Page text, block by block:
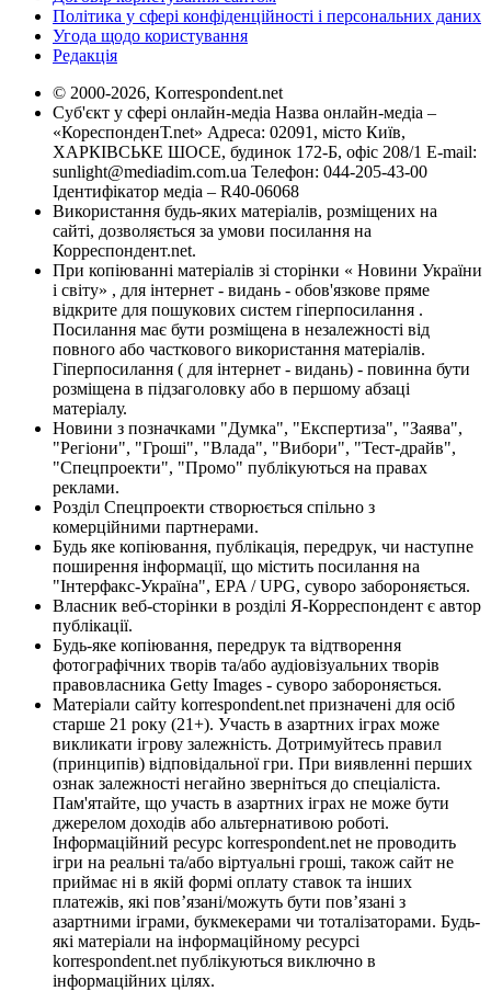
Політика у сфері конфіденційності і персональних даних
Угода щодо користування
Редакція
© 2000-2026, Korrespondent.net
Суб'єкт у сфері онлайн-медіа Назва онлайн-медіа –
«КореспонденТ.net» Адреса: 02091, місто Київ,
ХАРКІВСЬКЕ ШОСЕ, будинок 172-Б, офіс 208/1 E-mail:
sunlight@mediadim.com.ua Телефон: 044-205-43-00
Ідентифікатор медіа – R40-06068
Використання будь-яких матеріалів, розміщених на
сайті, дозволяється за умови посилання на
Корреспондент.net.
При копіюванні матеріалів зі сторінки « Новини України
і світу» , для інтернет - видань - обов'язкове пряме
відкрите для пошукових систем гіперпосилання .
Посилання має бути розміщена в незалежності від
повного або часткового використання матеріалів.
Гіперпосилання ( для інтернет - видань) - повинна бути
розміщена в підзаголовку або в першому абзаці
матеріалу.
Новини з позначками "Думка", "Експертиза", "Заява",
"Регіони", "Гроші", "Влада", "Вибори", "Тест-драйв",
"Спецпроекти", "Промо" публікуються на правах
реклами.
Розділ Спецпроекти створюється спільно з
комерційними партнерами.
Будь яке копіювання, публікація, передрук, чи наступне
поширення інформації, що містить посилання на
"Інтерфакс-Україна", EPA / UPG, суворо забороняється.
Власник веб-сторінки в розділі Я-Корреспондент є автор
публікації.
Будь-яке копіювання, передрук та відтворення
фотографічних творів та/або аудіовізуальних творів
правовласника Getty Images - суворо забороняється.
Матеріали сайту korrespondent.net призначені для осіб
старше 21 року (21+). Участь в азартних іграх може
викликати ігрову залежність. Дотримуйтесь правил
(принципів) відповідальної гри. При виявленні перших
ознак залежності негайно зверніться до спеціаліста.
Пам'ятайте, що участь в азартних іграх не може бути
джерелом доходів або альтернативою роботі.
Інформаційний ресурс korrespondent.net не проводить
ігри на реальні та/або віртуальні гроші, також сайт не
приймає ні в якій формі оплату ставок та інших
платежів, які пов’язані/можуть бути пов’язані з
азартними іграми, букмекерами чи тоталізаторами. Будь-
які матеріали на інформаційному ресурсі
korrespondent.net публікуються виключно в
інформаційних цілях.